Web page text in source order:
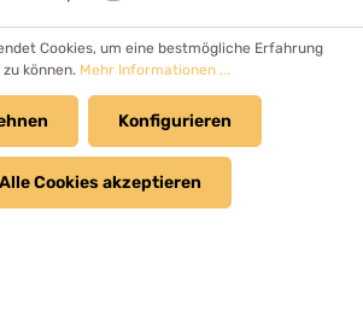
Mehrwertsteuer zzgl.Versandkosten
wenn nicht anders angegeben.
Verlag e.K. - Alle Rechte vorbehalten.
Cookie Einstellungen
Kataloge & Prospekte
Cookies, um eine bestmögliche Erfahrung
können. Mehr Informationen ...
Konfigurieren
Alle Cookies akzeptieren